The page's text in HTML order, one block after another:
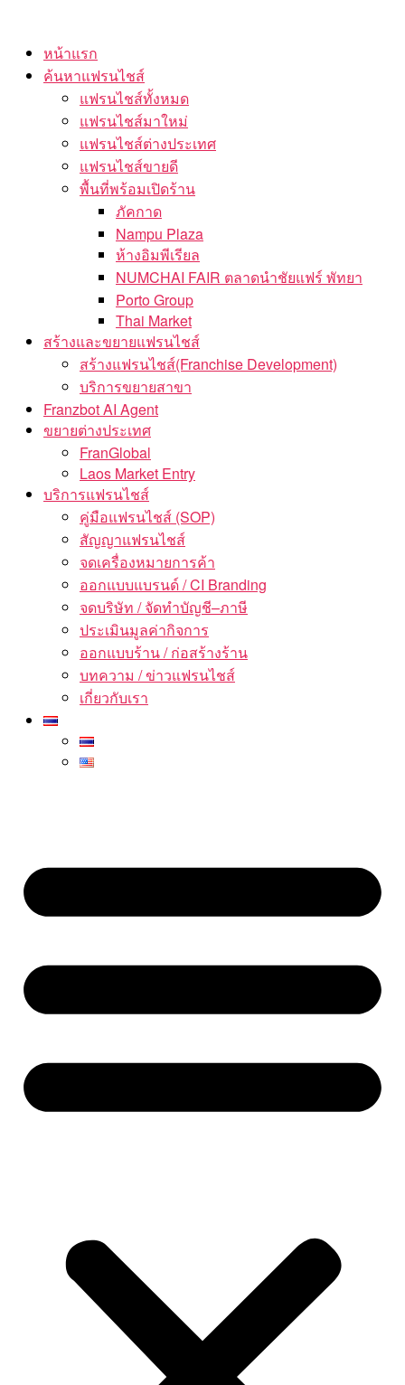
content
หน้าแรก
ค้นหาแฟรนไชส์
แฟรนไชส์ทั้งหมด
แฟรนไชส์มาใหม่
แฟรนไชส์ต่างประเทศ
แฟรนไชส์ขายดี
พื้นที่พร้อมเปิดร้าน
ภัคกาด
Nampu Plaza
ห้างอิมพีเรียล
NUMCHAI FAIR ตลาดนำชัยแฟร์ พัทยา
Porto Group
Thai Market
สร้างและขยายแฟรนไชส์
สร้างแฟรนไชส์(Franchise Development)
บริการขยายสาขา
Franzbot AI Agent
ขยายต่างประเทศ
FranGlobal
Laos Market Entry
บริการแฟรนไชส์
คู่มือแฟรนไชส์ (SOP)
สัญญาแฟรนไชส์
จดเครื่องหมายการค้า
ออกแบบแบรนด์ / CI Branding
จดบริษัท / จัดทำบัญชี–ภาษี
ประเมินมูลค่ากิจการ
ออกแบบร้าน / ก่อสร้างร้าน
บทความ / ข่าวแฟรนไชส์
เกี่ยวกับเรา